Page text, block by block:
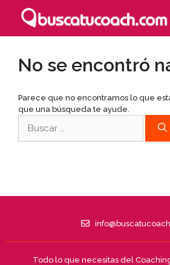
No se encontró
Parece que no encontramos lo que
que una búsqueda te ayude.
Todo lo que necesitas del